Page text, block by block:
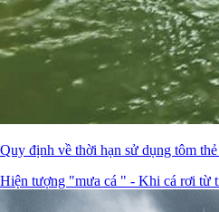
Quy định về thời hạn sử dụng tôm
Hiện tượng "mưa cá " - Khi cá rơi từ